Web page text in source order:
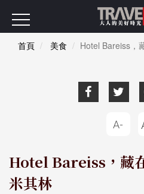
首頁 美食 Hotel Bareiss，
Hotel Bareiss，藏
米其林